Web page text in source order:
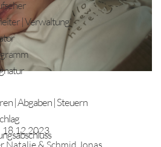
| Verwaltung
| Abgaben | Steuern
18.12.2023